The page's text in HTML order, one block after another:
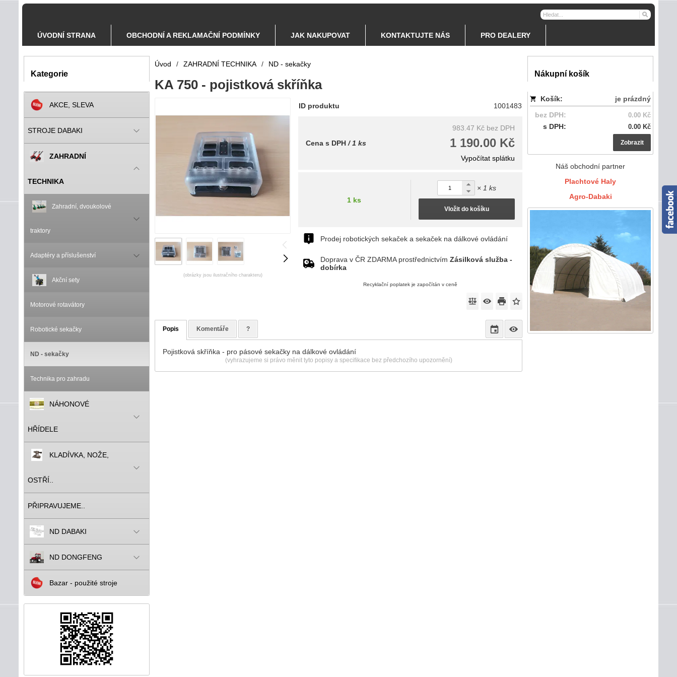
ÚVODNÍ STRANA OBCHODNÍ A REKLAMAČNÍ PODMÍNKY JAK NAKUPOVAT KONTAKTUJTE NÁS PRO DEALERY
Kategorie
AKCE, SLEVA
STROJE DABAKI
ZAHRADNÍ
TECHNIKA
Zahradní, dvoukolové
traktory
Adaptéry a příslušenství
Akční sety
Motorové rotavátory
Robotické sekačky
ND - sekačky
Technika pro zahradu
NÁHONOVÉ
HŘÍDELE
KLADÍVKA, NOŽE,
OSTŘÍ..
PŘIPRAVUJEME..
ND DABAKI
ND DONGFENG
Bazar - použité stroje
Nákupní košík
Košík:
je prázdný
bez DPH:
0.00 Kč
s DPH: 0.00 Kč
Zobrazit
Náš obchodní partner
Plachtové Haly
Agro-Dabaki
Úvod / ZAHRADNÍ TECHNIKA / ND - sekačky
KA 750 - pojistková skříňka
(obrázky jsou ilustračního charakteru)
ID produktu 1001483
983.47 Kč bez DPH
1 190.00 Kč
Cena s DPH / 1 ks
Vypočítat splátku
1 ks
× 1 ks
Vložit do košíku
Prodej robotických sekaček a sekaček na dálkové ovládání
Doprava v ČR ZDARMA prostřednictvím Zásilková služba -
dobírka
Recyklační poplatek je započítán v ceně
Popis Komentáře ?
Pojistková skříňka - pro pásové sekačky na dálkové ovládání
(vyhrazujeme si právo měnit tyto popisy a specifikace bez předchozího upozornění)